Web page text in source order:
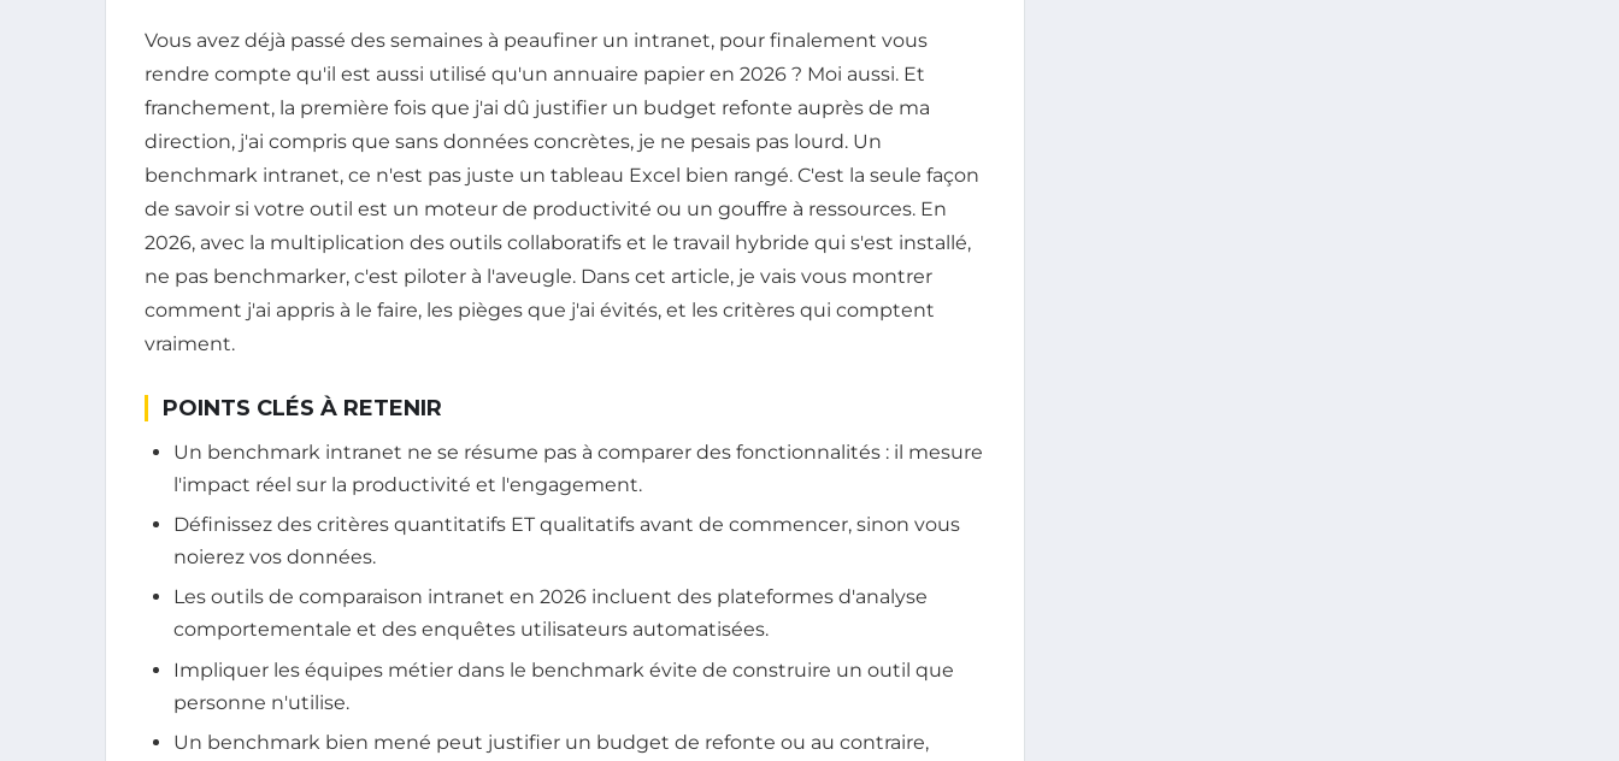
Vous avez déjà passé des semaines à peaufiner un intranet, pour finalement vous
rendre compte qu'il est aussi utilisé qu'un annuaire papier en 2026 ? Moi aussi. Et
franchement, la première fois que j'ai dû justifier un budget refonte auprès de ma
direction, j'ai compris que sans données concrètes, je ne pesais pas lourd. Un
benchmark intranet, ce n'est pas juste un tableau Excel bien rangé. C'est la seule façon
de savoir si votre outil est un moteur de productivité ou un gouffre à ressources. En
2026, avec la multiplication des outils collaboratifs et le travail hybride qui s'est installé,
ne pas benchmarker, c'est piloter à l'aveugle. Dans cet article, je vais vous montrer
comment j'ai appris à le faire, les pièges que j'ai évités, et les critères qui comptent
vraiment.
POINTS CLÉS À RETENIR
Un benchmark intranet ne se résume pas à comparer des fonctionnalités : il mesure
l'impact réel sur la productivité et l'engagement.
Définissez des critères quantitatifs ET qualitatifs avant de commencer, sinon vous
noierez vos données.
Les outils de comparaison intranet en 2026 incluent des plateformes d'analyse
comportementale et des enquêtes utilisateurs automatisées.
Impliquer les équipes métier dans le benchmark évite de construire un outil que
personne n'utilise.
Un benchmark bien mené peut justifier un budget de refonte ou au contraire,